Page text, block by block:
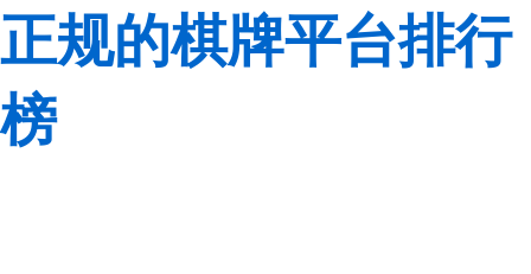
正规的棋牌平台排行
榜